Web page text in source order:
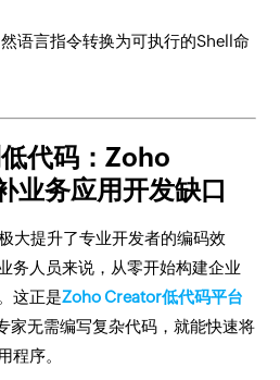
然语言指令转换为可执行的Shell命
代码：Zoho
业务应用开发缺口
大提升了专业开发者的编码效
务人员来说，从零开始构建企业
这正是Zoho Creator低代码平台
无需编写复杂代码，就能快速将
程序。